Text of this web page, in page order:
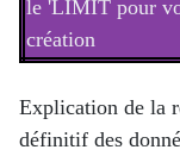
le 'LIMIT pour
création
Explication de la
définitif des